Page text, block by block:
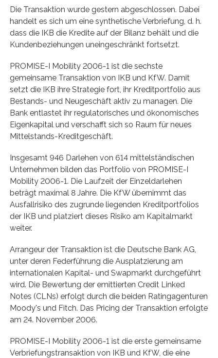
Die Transaktion wurde gestern abgeschlossen. Dabei
handelt es sich um eine synthetische Verbriefung, d. h.
dass die IKB die Kredite auf der Bilanz behält und die
Kundenbeziehungen uneingeschränkt fortsetzt.
PROMISE-I Mobility 2006-1 ist die sechste
gemeinsame Transaktion von IKB und KfW. Damit
setzt die IKB ihre Strategie fort, ihr Kreditportfolio aus
Bestands- und Neugeschäft aktiv zu managen. Die
Bank entlastet ihr regulatorisches und ökonomisches
Eigenkapital und verschafft sich so Raum für neues
Mittelstands-Kreditgeschäft.
Insgesamt 946 Darlehen von 614 mittelständischen
Unternehmen bilden das Portfolio von PROMISE-I
Mobility 2006-1. Die Laufzeit der Einzeldarlehen
beträgt maximal 8 Jahre. Die KfW übernimmt das
Ausfallrisiko des zugrunde liegenden Kreditportfolios
der IKB und platziert dieses Risiko am Kapitalmarkt
weiter.
Arrangeur der Transaktion ist die Deutsche Bank AG,
unter deren Federführung die Ausplatzierung am
internationalen Kapital- und Swapmarkt durchgeführt
wird. Die Bewertung der emittierten Credit Linked
Notes (CLNs) erfolgt durch die beiden Ratingagenturen
Moody's und Fitch. Das Pricing der Transaktion erfolgte
am 24. November 2006.
PROMISE-I Mobility 2006-1 ist die erste gemeinsame
Verbriefungstransaktion von IKB und KfW, die eine